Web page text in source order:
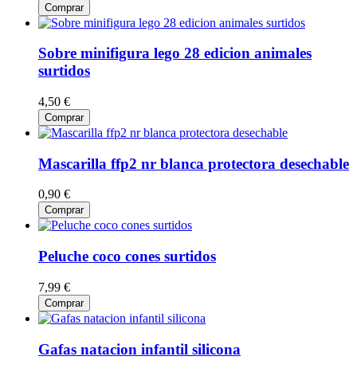
Comprar
Sobre minifigura lego 28 edicion animales
surtidos
4,50 €
Comprar
Mascarilla ffp2 nr blanca protectora desechable
0,90 €
Comprar
Peluche coco cones surtidos
7,99 €
Comprar
Gafas natacion infantil silicona